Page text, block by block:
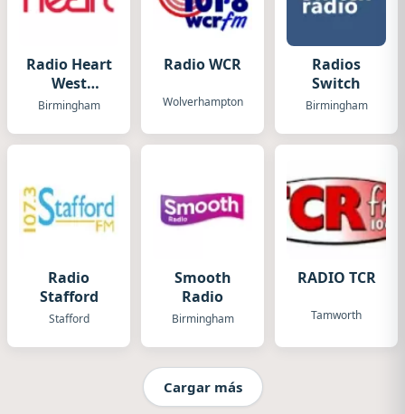
Radio Heart
West
Midlands
Birmingham
Radio WCR
Wolverhampton
Radios
Switch
Birmingham
Radio
Stafford
Stafford
Smooth
Radio
Birmingham
RADIO TCR
Tamworth
Cargar más